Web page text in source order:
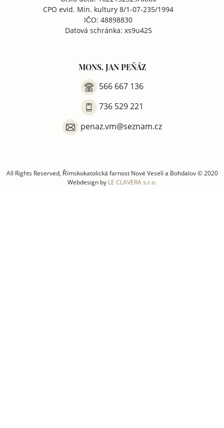
CPO evid. Min. kultury 8/1-07-235/1994
IČO: 48898830
Datová schránka: xs9u425
MONS. JAN PEŇÁZ
566 667 136
736 529 221
penaz.vm@seznam.cz
All Rights Reserved, Římskokatolická farnost Nové Veselí a Bohdalov © 2020
Webdesign by LE CLAVERA s.r.o.